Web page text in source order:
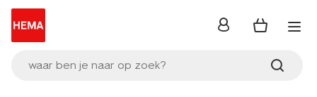
waar ben je naar op zoek?
inloggen